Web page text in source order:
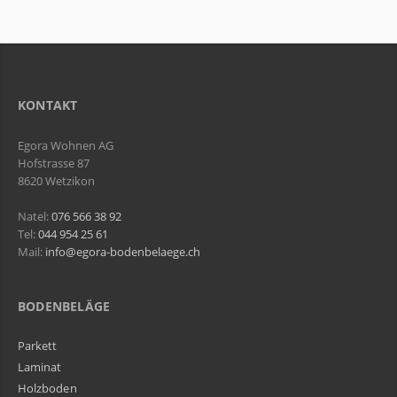
KONTAKT
Egora Wohnen AG
Hofstrasse 87
8620 Wetzikon
Natel:076 566 38 92
Tel:044 954 25 61
Mail: info@egora-bodenbelaege.ch
BODENBELÄGE
Parkett
Laminat
Holzboden